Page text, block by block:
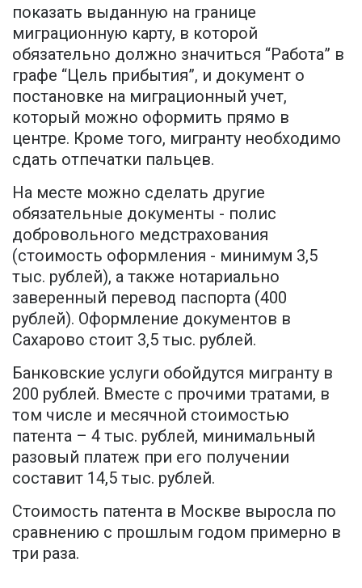
показать выданную на границе
миграционную карту, в которой
обязательно должно значиться “Работа” в
графе “Цель прибытия”, и документ о
постановке на миграционный учет,
который можно оформить прямо в
центре. Кроме того, мигранту необходимо
сдать отпечатки пальцев.
На месте можно сделать другие
обязательные документы - полис
добровольного медстрахования
(стоимость оформления - минимум 3,5
тыс. рублей), а также нотариально
заверенный перевод паспорта (400
рублей). Оформление документов в
Сахарово стоит 3,5 тыс. рублей.
Банковские услуги обойдутся мигранту в
200 рублей. Вместе с прочими тратами, в
том числе и месячной стоимостью
патента – 4 тыс. рублей, минимальный
разовый платеж при его получении
составит 14,5 тыс. рублей.
Стоимость патента в Москве выросла по
сравнению с прошлым годом примерно в
три раза.